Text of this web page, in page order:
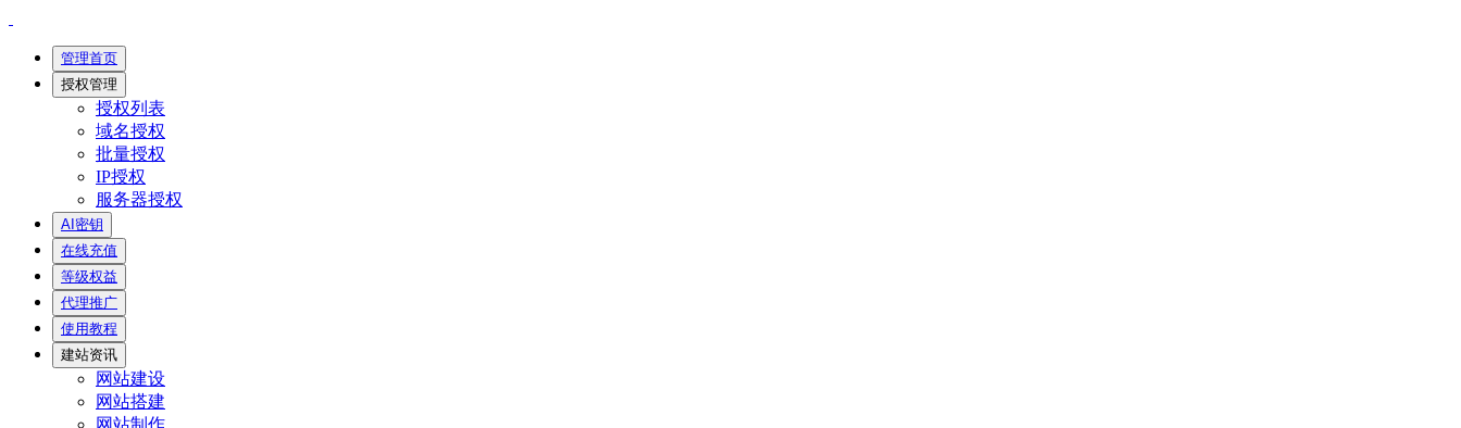
管理首页
授权管理
授权列表
域名授权
批量授权
IP授权
服务器授权
AI密钥
在线充值
等级权益
代理推广
使用教程
建站资讯
网站建设
网站搭建
网站制作